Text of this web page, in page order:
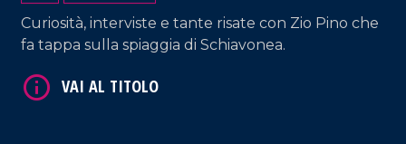
Curiosità, interviste e tante risate con Zio Pino che
fa tappa sulla spiaggia di Schiavonea.
VAI AL TITOLO